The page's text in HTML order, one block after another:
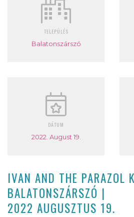
TELEPÜLÉS
Balatonszárszó
DÁTUM
2022. August 19.
IVAN AND THE PARAZOL
BALATONSZÁRSZÓ |
2022 AUGUSZTUS 19.